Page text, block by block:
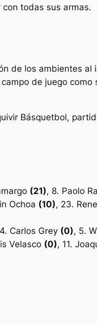
todas sus armas.
de los ambientes al
de juego como
Básquetbol,
(21), 8. Paolo
Ochoa (10), 23.
Carlos Grey (0), 5.
Velasco (0), 11.